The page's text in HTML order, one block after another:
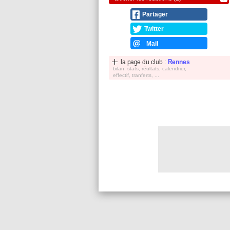
Partager
Twitter
Mail
la page du club : Rennes
bilan, stats, réultats, calendrier,
effectif, tranferts, ...